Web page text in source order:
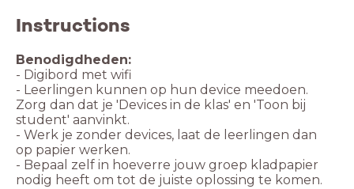
Instructions
Benodigdheden:
- Digibord met wifi
- Leerlingen kunnen op hun device meedoen.
Zorg dan dat je 'Devices in de klas' en 'Toon bij
student' aanvinkt.
- Werk je zonder devices, laat de leerlingen dan
op papier werken.
- Bepaal zelf in hoeverre jouw groep kladpapier
nodig heeft om tot de juiste oplossing te komen.